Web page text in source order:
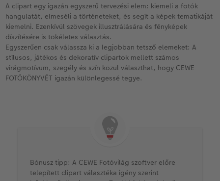
A clipart egy igazán egyszerű tervezési elem: kiemeli a fotók
hangulatát, elmeséli a történeteket, és segít a képek tematikáját
kiemelni. Ezenkívül szövegek illusztrálására és fényképek
díszítésére is tökéletes választás.
Egyszerűen csak válassza ki a legjobban tetsző elemeket: A
stílusos, játékos és dekoratív clipartok mellett számos
virágmotívum, szegély és szín közül választhat, hogy CEWE
FOTÓKÖNYVÉT igazán különlegessé tegye.
Bónusz tipp: A CEWE Fotóvilág szoftver előre
telepített clipart választéka igény szerint